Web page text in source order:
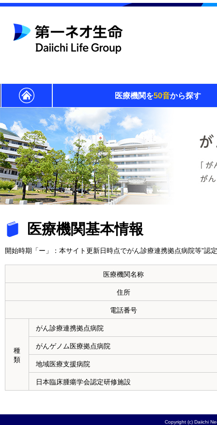
医療機関を50音から探す
医療機関基本情報
開始時期「ー」：本サイト更新日時点でがん診療連携拠点病院等”認
医療機関名称
住所
電話番号
種
類
がん診療連携拠点病院
がんゲノム医療拠点病院
地域医療支援病院
日本臨床腫瘍学会認定研修施設
Copyright (c) Daiichi